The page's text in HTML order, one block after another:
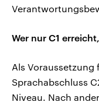
Wer nur C1
Als
Sprachabschluss
Niveau. Nach